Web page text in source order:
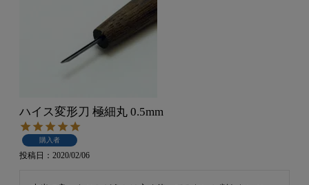
ハイス変形刀 極細丸 0.5mm
購入者
投稿日 2020/02/06